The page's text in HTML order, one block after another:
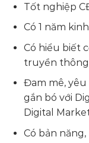
Tốt nghiệp
Có 1 năm
Có hiểu biết
truyền
Đam mê,
gắn bó với
Digital
Có bản